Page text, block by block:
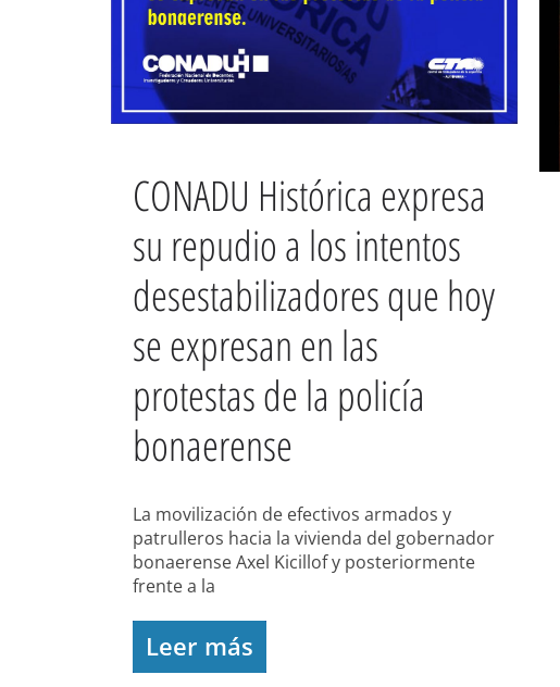
CONADU Histórica expresa
su repudio a los intentos
desestabilizadores que hoy
se expresan en las
protestas de la policía
bonaerense
La movilización de efectivos armados y
patrulleros hacia la vivienda del gobernador
bonaerense Axel Kicillof y posteriormente
frente a la
Leer más